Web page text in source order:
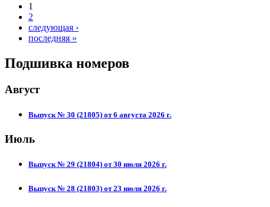
1
2
следующая ›
последняя »
Подшивка номеров
Август
Выпуск № 30 (21805) от 6 августа 2026 г.
Июль
Выпуск № 29 (21804) от 30 июля 2026 г.
Выпуск № 28 (21803) от 23 июля 2026 г.